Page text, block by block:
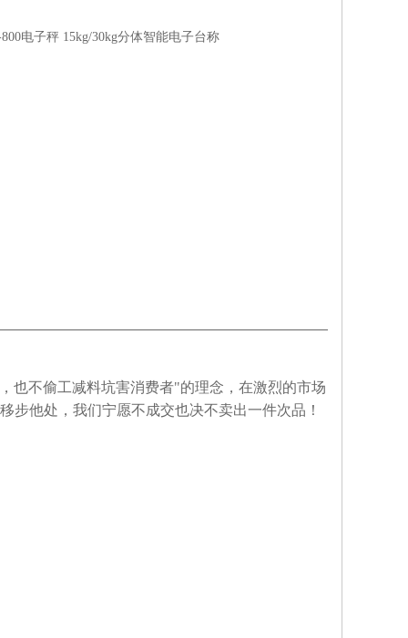
电子秤 15kg/30kg分体智能电子台称
也不偷工减料坑害消费者"的理念，在激烈的市场
步他处，我们宁愿不成交也决不卖出一件次品！